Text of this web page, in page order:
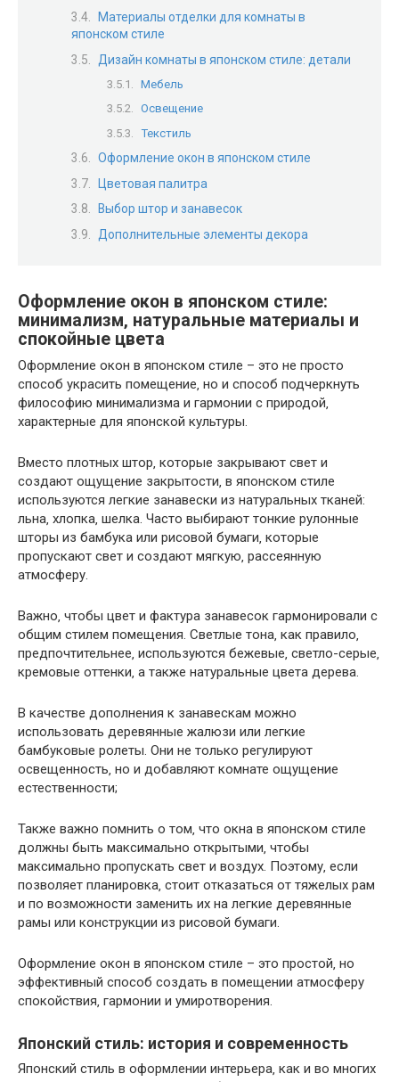
Материалы отделки для комнаты в
японском стиле
Дизайн комнаты в японском стиле: детали
Мебель
Освещение
Текстиль
Оформление окон в японском стиле
Цветовая палитра
Выбор штор и занавесок
Дополнительные элементы декора
Оформление окон в японском стиле:
минимализм‚ натуральные материалы и
спокойные цвета
Оформление окон в японском стиле – это не просто
способ украсить помещение‚ но и способ подчеркнуть
философию минимализма и гармонии с природой‚
характерные для японской культуры.
Вместо плотных штор‚ которые закрывают свет и
создают ощущение закрытости‚ в японском стиле
используются легкие занавески из натуральных тканей:
льна‚ хлопка‚ шелка. Часто выбирают тонкие рулонные
шторы из бамбука или рисовой бумаги‚ которые
пропускают свет и создают мягкую‚ рассеянную
атмосферу.
Важно‚ чтобы цвет и фактура занавесок гармонировали с
общим стилем помещения. Светлые тона‚ как правило‚
предпочтительнее‚ используются бежевые‚ светло-серые‚
кремовые оттенки‚ а также натуральные цвета дерева.
В качестве дополнения к занавескам можно
использовать деревянные жалюзи или легкие
бамбуковые ролеты. Они не только регулируют
освещенность‚ но и добавляют комнате ощущение
естественности;
Также важно помнить о том‚ что окна в японском стиле
должны быть максимально открытыми‚ чтобы
максимально пропускать свет и воздух. Поэтому‚ если
позволяет планировка‚ стоит отказаться от тяжелых рам
и по возможности заменить их на легкие деревянные
рамы или конструкции из рисовой бумаги.
Оформление окон в японском стиле – это простой‚ но
эффективный способ создать в помещении атмосферу
спокойствия‚ гармонии и умиротворения.
Японский стиль: история и современность
Японский стиль в оформлении интерьера‚ как и во многих